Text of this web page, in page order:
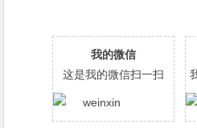
我的微信
这是我的微信扫一扫